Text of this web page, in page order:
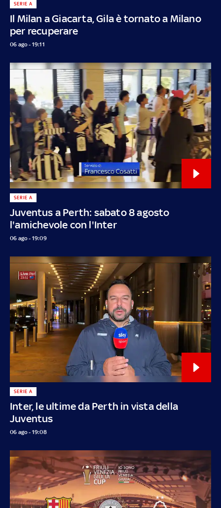
Il Milan a Giacarta, Gila è tornato a Milano
per recuperare
SERIE A
06 ago - 19:11
Juventus a Perth: sabato 8 agosto
l'amichevole con l'Inter
SERIE A
06 ago - 19:09
Inter, le ultime da Perth in vista della
Juventus
SERIE A
06 ago - 19:08